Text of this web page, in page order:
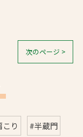
次のページ >
こり
#半蔵門